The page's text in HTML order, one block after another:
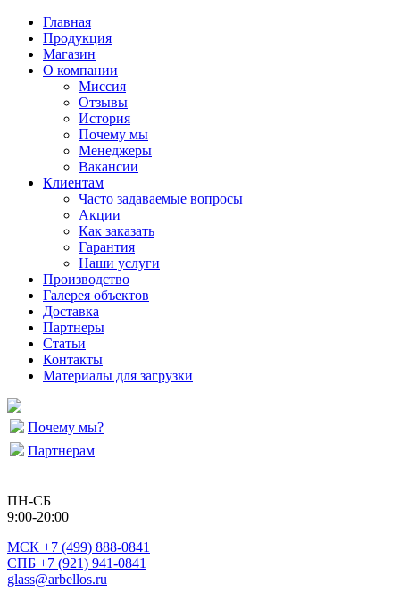
Главная
Продукция
Магазин
О компании
Миссия
Отзывы
История
Почему мы
Менеджеры
Вакансии
Клиентам
Часто задаваемые вопросы
Акции
Как заказать
Гарантия
Наши услуги
Производство
Галерея объектов
Доставка
Партнеры
Статьи
Контакты
Материалы для загрузки
Почему мы?
Партнерам
ПН-СБ
9:00-20:00
МСК +7 (499) 888-0841
СПБ +7 (921) 941-0841
glass@arbellos.ru